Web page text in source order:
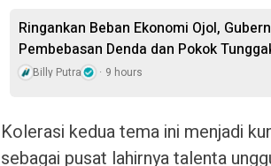
Ringankan Beban Ekonomi Ojol,
Pembebasan Denda dan Pokok
Billy Putra 9 hours
Kolerasi kedua tema ini menjadi
sebagai pusat lahirnya talenta